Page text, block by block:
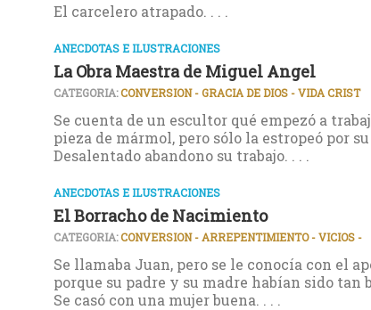
El carcelero atrapado. . . .
ANECDOTAS E ILUSTRACIONES
La Obra Maestra de Miguel Angel
CATEGORIA:CONVERSION - GRACIA DE DIOS - VIDA CRIST
Se cuenta de un escultor qué empezó a
pieza de mármol, pero sólo la estropeó por
Desalentado abandono su trabajo. . . .
ANECDOTAS E ILUSTRACIONES
El Borracho de Nacimiento
CATEGORIA:CONVERSION - ARREPENTIMIENTO - VICIOS -
Se llamaba Juan, pero se le conocía con el
porque su padre y su madre habían sido tan
Se casó con una mujer buena. . . .